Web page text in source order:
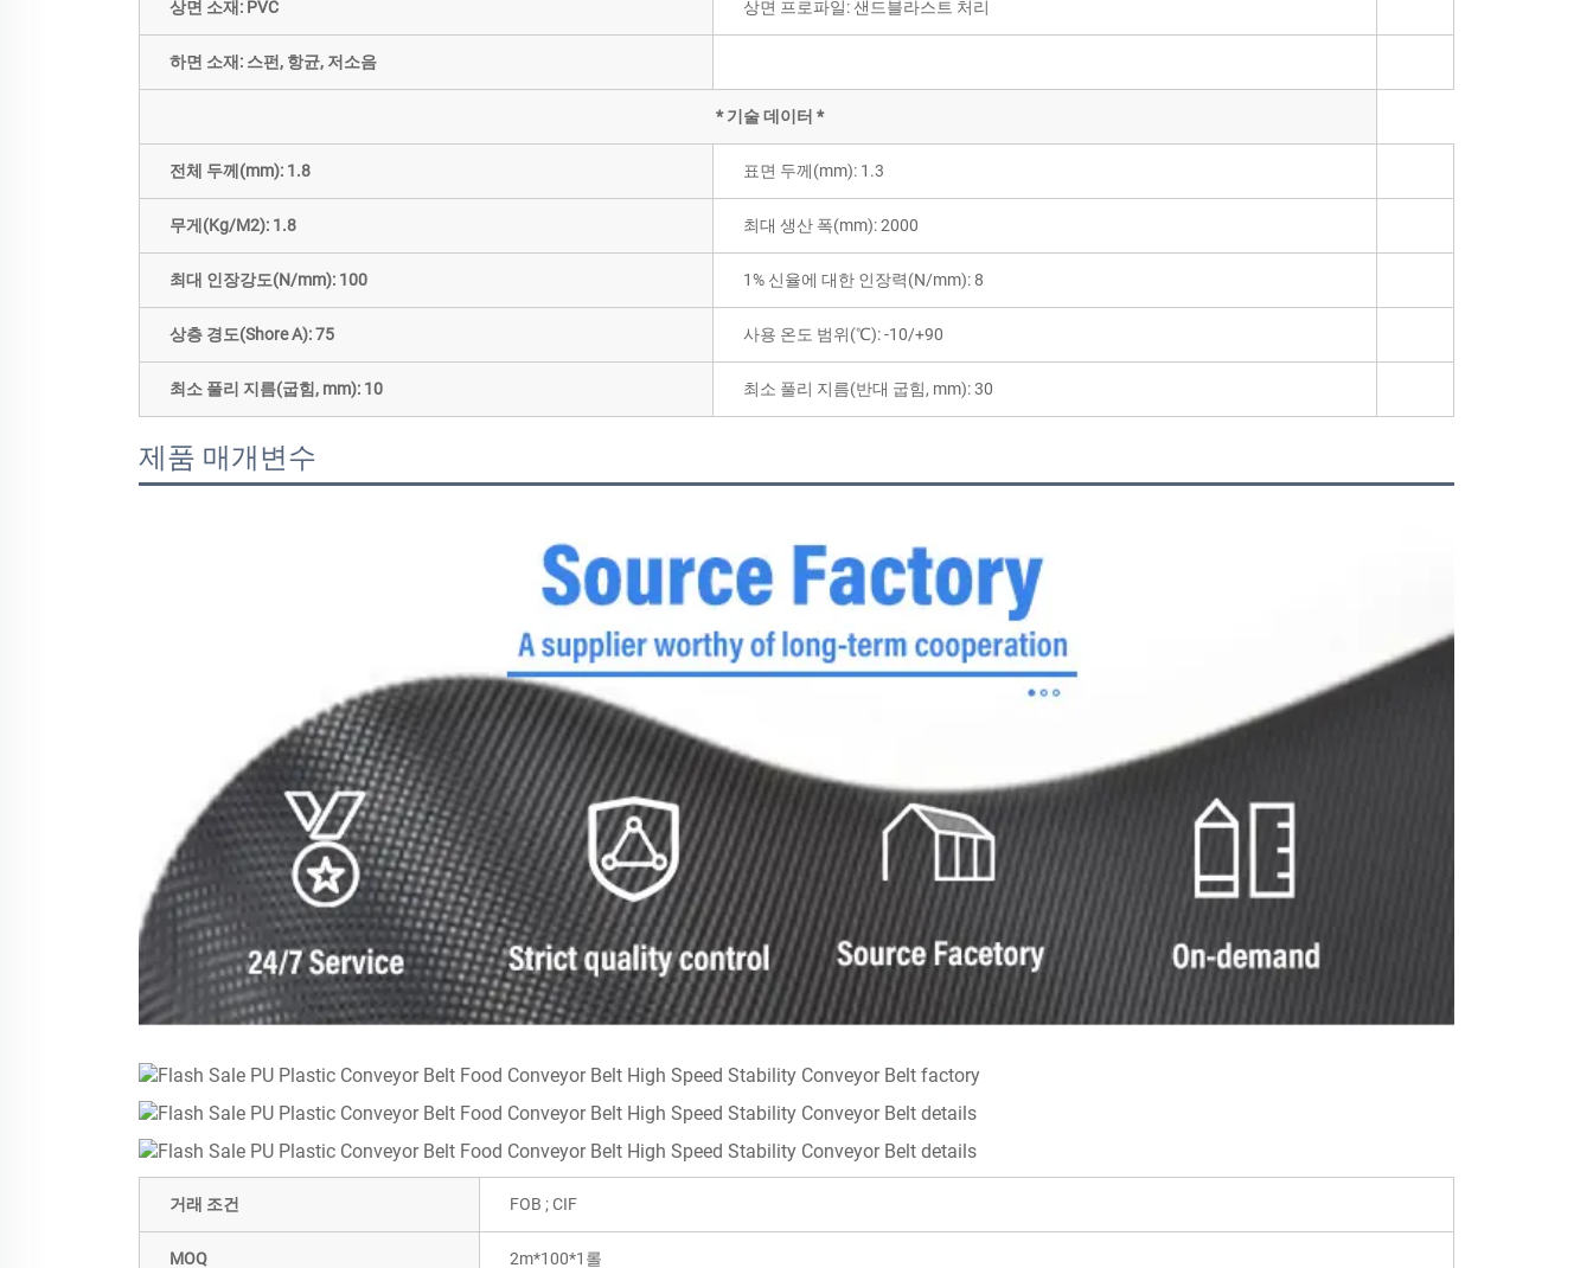
상면 소재: PVC 상면 프로파일: 샌드블라스트 처리
하면 소재: 스펀, 항균, 저소음
* 기술 데이터 *
전체 두께(mm): 1.8 표면 두께(mm): 1.3
무게(Kg/M2): 1.8 최대 생산 폭(mm): 2000
최대 인장강도(N/mm): 100 1% 신율에 대한 인장력(N/mm): 8
상층 경도(Shore A): 75 사용 온도 범위(℃): -10/+90
최소 풀리 지름(굽힘, mm): 10 최소 풀리 지름(반대 굽힘, mm): 30
제품 매개변수
거래 조건 FOB ; CIF
MOQ 2m*100*1롤